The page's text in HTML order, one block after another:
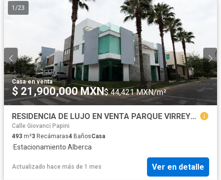
1 /23
Casa·en venta
$ 21,900,000 MXN$ 44,421 MXN/m²
RESIDENCIA DE LUJO EN VENTA PARQUE VIRREYES
Calle Giovanci Papini
493 m²3 Recámaras4 BañosCasa
·Estacionamiento·Alberca
Actualizado hace más de 1 mes Ver en detalle